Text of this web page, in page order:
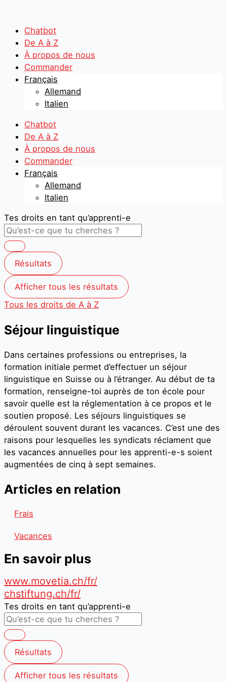
contenuChatbot
De A à Z
À propos de nous
Commander
Français
Allemand
Italien
Chatbot
De A à Z
À propos de nous
Commander
Français
Allemand
Italien
Tes droits en tant qu’apprenti-e
Résultats
Afficher tous les résultats
Tous les droits de A à Z
Séjour linguistique
Dans certaines professions ou entreprises, la
formation initiale permet d’effectuer un séjour
linguistique en Suisse ou à l’étranger. Au début de ta
formation, renseigne-toi auprès de ton école pour
savoir quelle est la réglementation à ce propos et le
soutien proposé. Les séjours linguistiques se
déroulent souvent durant les vacances. C’est une des
raisons pour lesquelles les syndicats réclament que
les vacances annuelles pour les apprenti-e-s soient
augmentées de cinq à sept semaines.
Articles en relation
Frais
Vacances
En savoir plus
www.movetia.ch/fr/
chstiftung.ch/fr/
Tes droits en tant qu’apprenti-e
Résultats
Afficher tous les résultats